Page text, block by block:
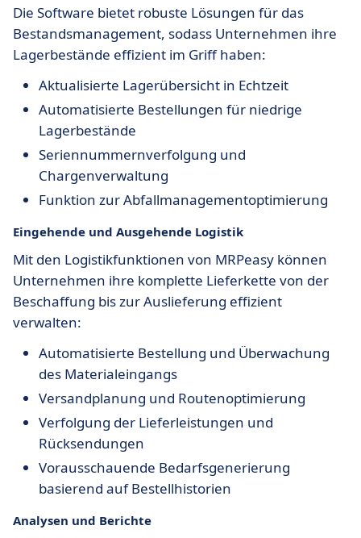
Die Software bietet robuste Lösungen für das
Bestandsmanagement, sodass Unternehmen ihre
Lagerbestände effizient im Griff haben:
Aktualisierte Lagerübersicht in Echtzeit
Automatisierte Bestellungen für niedrige
Lagerbestände
Seriennummernverfolgung und
Chargenverwaltung
Funktion zur Abfallmanagementoptimierung
Eingehende und Ausgehende Logistik
Mit den Logistikfunktionen von MRPeasy können
Unternehmen ihre komplette Lieferkette von der
Beschaffung bis zur Auslieferung effizient
verwalten:
Automatisierte Bestellung und Überwachung
des Materialeingangs
Versandplanung und Routenoptimierung
Verfolgung der Lieferleistungen und
Rücksendungen
Vorausschauende Bedarfsgenerierung
basierend auf Bestellhistorien
Analysen und Berichte